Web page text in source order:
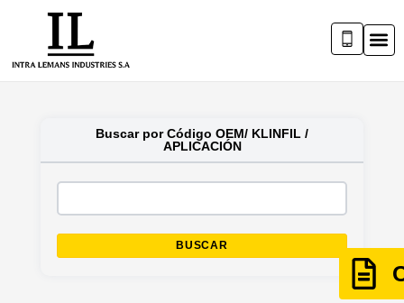
Buscar por Código OEM/ KLINFIL /
APLICACIÓN
BUSCAR